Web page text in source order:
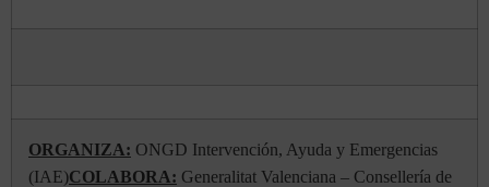
ORGANIZA: ONGD Intervención, Ayuda y Emergencias
(IAE)COLABORA: Generalitat Valenciana – Consellería de